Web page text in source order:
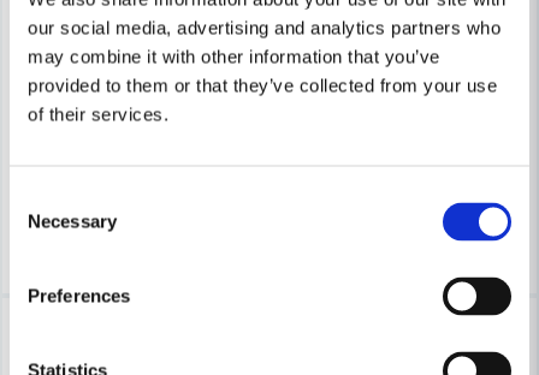
our social media, advertising and analytics partners who
may combine it with other information that you’ve
provided to them or that they’ve collected from your use
of their services.
Selection
Necessary
Preferences
Statistics
Festool Dragsåg CS 70 EBG-Set PRECISIO
FESTOOL
Festool Vinkelanslag WA